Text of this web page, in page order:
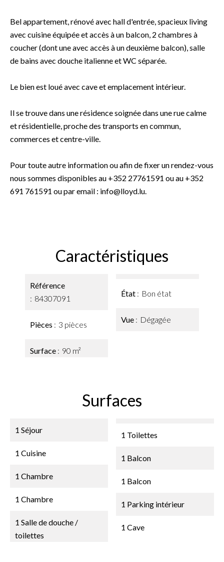
Bel appartement, rénové avec hall d'entrée, spacieux living
avec cuisine équipée et accès à un balcon, 2 chambres à
coucher (dont une avec accès à un deuxième balcon), salle
de bains avec douche italienne et WC séparée.
Le bien est loué avec cave et emplacement intérieur.
Il se trouve dans une résidence soignée dans une rue calme
et résidentielle, proche des transports en commun,
commerces et centre-ville.
Pour toute autre information ou afin de fixer un rendez-vous
nous sommes disponibles au +352 27761591 ou au +352
691 761591 ou par email : info@lloyd.lu.
Caractéristiques
Référence
84307091
Pièces 3 pièces
Surface 90 m²
État Bon état
Vue Dégagée
Surfaces
1 Séjour
1 Cuisine
1 Chambre
1 Chambre
1 Salle de douche /
toilettes
1 Toilettes
1 Balcon
1 Balcon
1 Parking intérieur
1 Cave